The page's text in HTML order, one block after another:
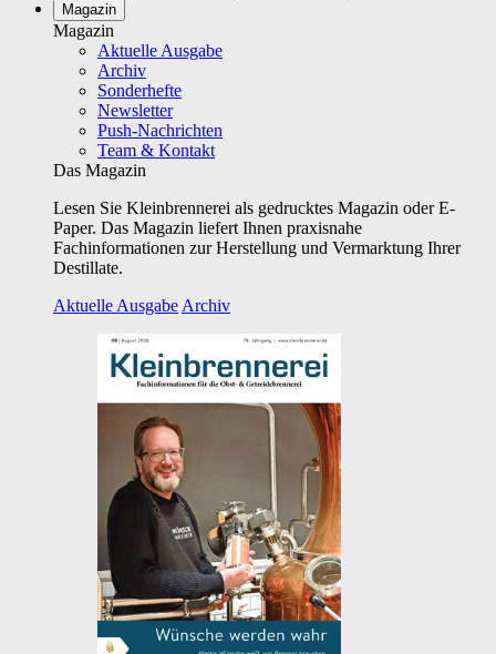
Magazin
Magazin
Aktuelle Ausgabe
Archiv
Sonderhefte
Newsletter
Push-Nachrichten
Team & Kontakt
Das Magazin
Lesen Sie Kleinbrennerei als gedrucktes Magazin oder E-
Paper. Das Magazin liefert Ihnen praxisnahe
Fachinformationen zur Herstellung und Vermarktung Ihrer
Destillate.
Aktuelle Ausgabe Archiv